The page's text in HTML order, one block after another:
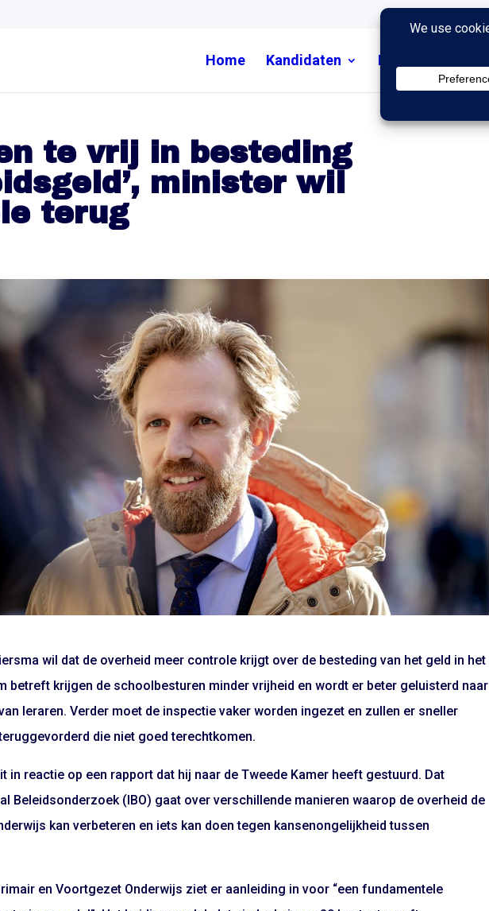
Home Kandidaten Nieuws
te vrij in besteding
minister wil
terug
wil dat de overheid meer controle krijgt over de besteding van het geld in het
betreft krijgen de schoolbesturen minder vrijheid en wordt er beter geluisterd naar
leraren. Verder moet de inspectie vaker worden ingezet en zullen er sneller
die niet goed terechtkomen.
in reactie op een rapport dat hij naar de Tweede Kamer heeft gestuurd. Dat
Beleidsonderzoek (IBO) gaat over verschillende manieren waarop de overheid de
kan verbeteren en iets kan doen tegen kansenongelijkheid tussen
en Voortgezet Onderwijs ziet er aanleiding in voor “een fundamentele